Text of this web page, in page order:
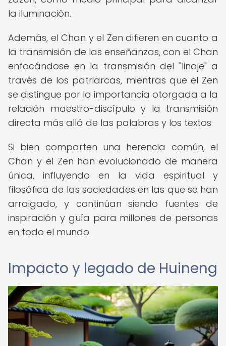
la iluminación.
Además, el Chan y el Zen difieren en cuanto a
la transmisión de las enseñanzas, con el Chan
enfocándose en la transmisión del "linaje" a
través de los patriarcas, mientras que el Zen
se distingue por la importancia otorgada a la
relación maestro-discípulo y la transmisión
directa más allá de las palabras y los textos.
Si bien comparten una herencia común, el
Chan y el Zen han evolucionado de manera
única, influyendo en la vida espiritual y
filosófica de las sociedades en las que se han
arraigado, y continúan siendo fuentes de
inspiración y guía para millones de personas
en todo el mundo.
Impacto y legado de Huineng